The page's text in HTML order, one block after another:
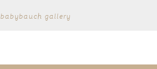
babybauch gallery